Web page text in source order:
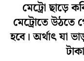
মেট্রো ছাড়ে
মেট্রোতে উঠতে
হবে। অর্থাৎ যা